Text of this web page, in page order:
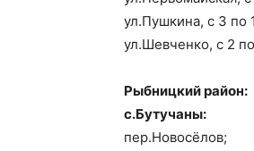
ул.Пушкина, с 3 по
ул.Шевченко, с 2
Рыбницкий район:
с.Бутучаны:
пер.Новосёлов;